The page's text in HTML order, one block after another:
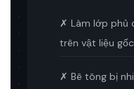
✗ Làm lớp phủ
trên vật liệu
✗ Bê tông bị